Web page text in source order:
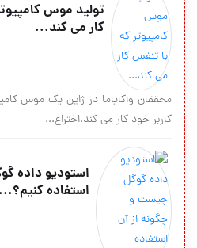
تولید موس
کار می کند...
محققان واکایاما در ژاپن یک موس
کاربر خود کار می کند.اختراع...
استودیو داده
استفاده کنیم؟...